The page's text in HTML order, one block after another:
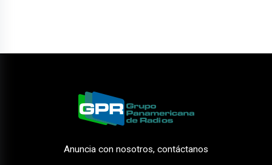
Anuncia con nosotros, contáctanos